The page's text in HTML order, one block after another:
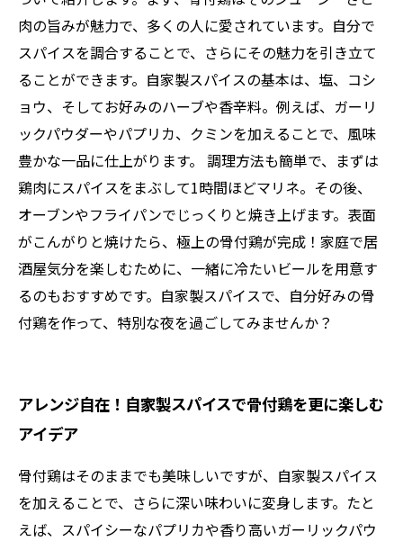
肉の旨みが魅力で、多くの人に愛されています。自分で
スパイスを調合することで、さらにその魅力を引き立て
ることができます。自家製スパイスの基本は、塩、コシ
ョウ、そしてお好みのハーブや香辛料。例えば、ガーリ
ックパウダーやパプリカ、クミンを加えることで、風味
豊かな一品に仕上がります。 調理方法も簡単で、まずは
鶏肉にスパイスをまぶして1時間ほどマリネ。その後、
オーブンやフライパンでじっくりと焼き上げます。表面
がこんがりと焼けたら、極上の骨付鶏が完成！家庭で居
酒屋気分を楽しむために、一緒に冷たいビールを用意す
るのもおすすめです。自家製スパイスで、自分好みの骨
付鶏を作って、特別な夜を過ごしてみませんか？
アレンジ自在！自家製スパイスで骨付鶏を更に楽しむ
アイデア
骨付鶏はそのままでも美味しいですが、自家製スパイス
を加えることで、さらに深い味わいに変身します。たと
えば、スパイシーなパプリカや香り高いガーリックパウ